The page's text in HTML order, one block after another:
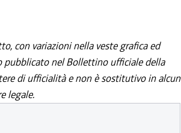
con variazioni nella veste grafica ed
pubblicato nel Bollettino ufficiale della
di ufficialità e non è sostitutivo in alcun
legale.